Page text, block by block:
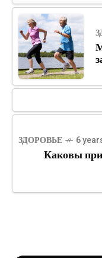
ЗДОРОВЬЕ 6
Каковы